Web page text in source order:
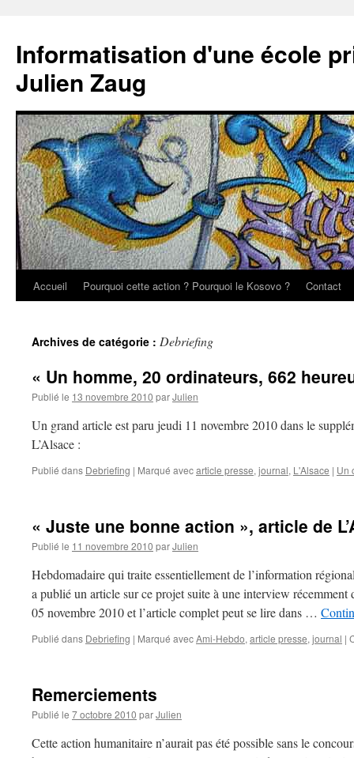
contenu
Informatisation d'une école
Julien Zaug
Accueil Pourquoi cette action ? Pourquoi le Kosovo ? Contact
Archives de catégorie : Debriefing
« Un homme, 20 ordinateurs, 662
Publié le 13 novembre 2010 parJulien
Un grand article est paru jeudi 11 novembre 2010 dans le
L’Alsace :
Publié dans Debriefing | Marqué avecarticle presse, journal, L'Alsace | Un
« Juste une bonne action », article de
Publié le 11 novembre 2010 parJulien
Hebdomadaire qui traite essentiellement de l’information
a publié un article sur ce projet suite à une interview
05 novembre 2010 et l’article complet peut se lire dans …
Publié dans Debriefing | Marqué avecAmi-Hebdo, article presse, journal |
Remerciements
Publié le 7 octobre 2010 parJulien
Cette action humanitaire n’aurait pas été possible sans le